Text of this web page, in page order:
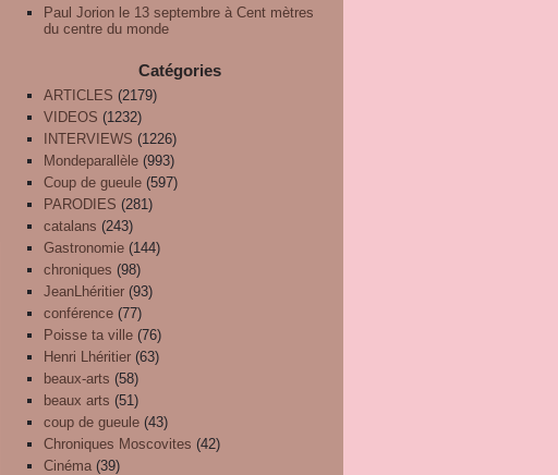
Paul Jorion le 13 septembre à Cent mètres
du centre du monde
Catégories
ARTICLES (2179)
VIDEOS (1232)
INTERVIEWS (1226)
Mondeparallèle (993)
Coup de gueule (597)
PARODIES (281)
catalans (243)
Gastronomie (144)
chroniques (98)
JeanLhéritier (93)
conférence (77)
Poisse ta ville (76)
Henri Lhéritier (63)
beaux-arts (58)
beaux arts (51)
coup de gueule (43)
Chroniques Moscovites (42)
Cinéma (39)